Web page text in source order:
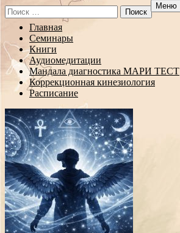
Search
for:
Меню
Перейти
содержанию
Главная
Семинары
Книги
Аудиомедитации
Мандала диагностика МАРИ ТЕСТ
Коррекционная кинезиология
Расписание